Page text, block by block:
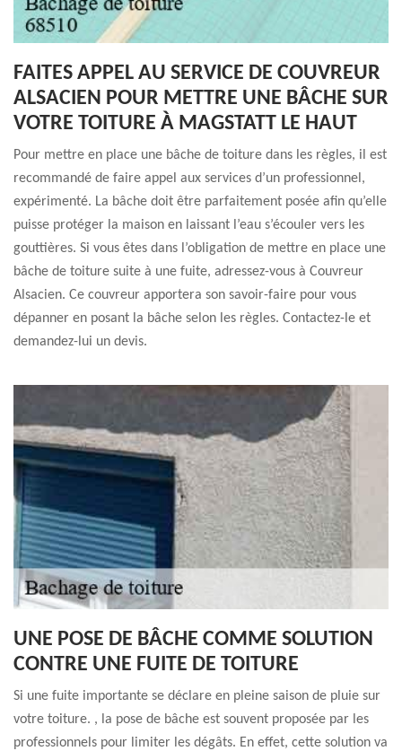
FAITES APPEL AU SERVICE DE COUVREUR
ALSACIEN POUR METTRE UNE BÂCHE SUR
VOTRE TOITURE À MAGSTATT LE HAUT
Pour mettre en place une bâche de toiture dans les règles, il est
recommandé de faire appel aux services d’un professionnel,
expérimenté. La bâche doit être parfaitement posée afin qu’elle
puisse protéger la maison en laissant l’eau s’écouler vers les
gouttières. Si vous êtes dans l’obligation de mettre en place une
bâche de toiture suite à une fuite, adressez-vous à Couvreur
Alsacien. Ce couvreur apportera son savoir-faire pour vous
dépanner en posant la bâche selon les règles. Contactez-le et
demandez-lui un devis.
UNE POSE DE BÂCHE COMME SOLUTION
CONTRE UNE FUITE DE TOITURE
Si une fuite importante se déclare en pleine saison de pluie sur
votre toiture. , la pose de bâche est souvent proposée par les
professionnels pour limiter les dégâts. En effet, cette solution va